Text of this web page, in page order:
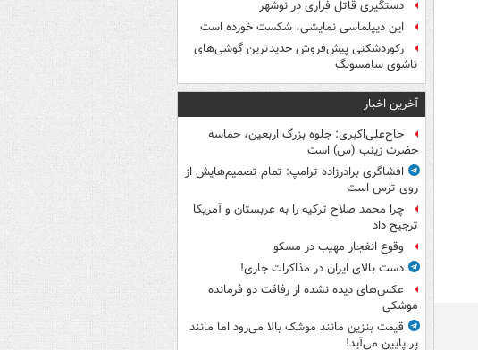
دستگیری قاتل فراری در نوشهر
این دیپلماسی نمایشی، شکست خورده است
رکوردشکنی پیش‌فروش جدیدترین گوشی‌های
تاشوی سامسونگ
آخرین اخبار
حاج‌علی‌اکبری: جلوه بزرگ اربعین، حماسه
حضرت زینب (س) است
افشاگری برادرزاده ترامپ: تمام تصمیم‌هایش از
روی ترس است
چرا محمد صلاح ترکیه را به عربستان و آمریکا
ترجیح داد
وقوع انفجار مهیب در مسکو
دست بالای ایران در مذاکرات جاری!
عکس‌های دیده نشده از رفاقت دو فرمانده‌
موشکی
قیمت بنزین مانند موشک بالا می‌رود اما مانند
پر پایین می‌آید!